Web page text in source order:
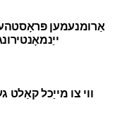
אַרומנעמען
ווי צו מייַכל קאַלט